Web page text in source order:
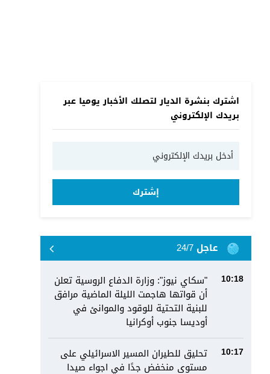
اشترك بنشرة الديار لتصلك الأخبار يوميا عبر
بريدك الإلكتروني
إشترك
عاجل 24/7
10:18
"سكاي نيوز": وزارة الدفاع الروسية تعلن
أن قواتها هاجمت الليلة الماضية مرافق
للبنية التحتية للوقود والموانئ في
أوديسا جنوب أوكرانيا
10:17
تحليق للطيران المسير الاسرائيلي على
مستوى منخفض جدًا في اجواء صيدا